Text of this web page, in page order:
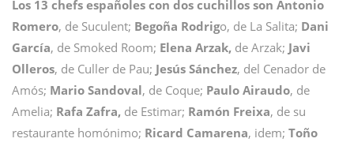
Los 13 chefs españoles con dos cuchillos son Antonio
Romero, de Suculent; Begoña Rodrigo, de La Salita; Dani
García, de Smoked Room; Elena Arzak, de Arzak; Javi
Olleros, de Culler de Pau; Jesús Sánchez, del Cenador de
Amós; Mario Sandoval, de Coque; Paulo Airaudo, de
Amelia; Rafa Zafra, de Estimar; Ramón Freixa, de su
restaurante homónimo; Ricard Camarena, idem; Toño